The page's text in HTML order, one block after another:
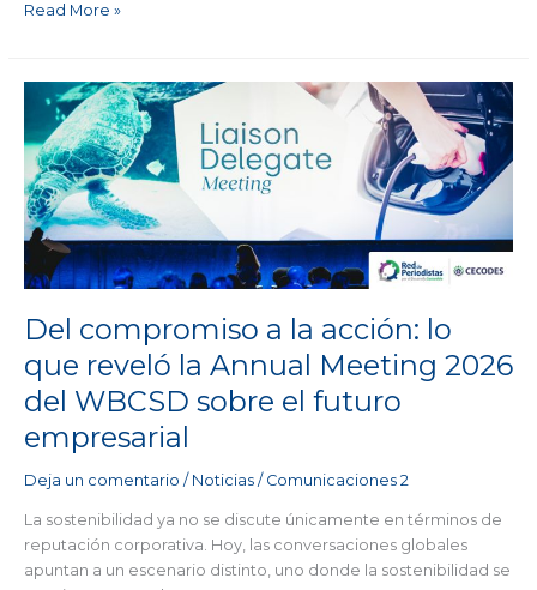
Read More »
Del compromiso a la acción: lo
que reveló la Annual Meeting 2026
del WBCSD sobre el futuro
empresarial
Deja un comentario / Noticias/ Comunicaciones 2
La sostenibilidad ya no se discute únicamente en términos de
reputación corporativa. Hoy, las conversaciones globales
apuntan a un escenario distinto, uno donde la sostenibilidad se
compromiso
a
la
acción:
lo
que
reveló
la
Annual
Meeting
2026
del
sobre
el
empresarial